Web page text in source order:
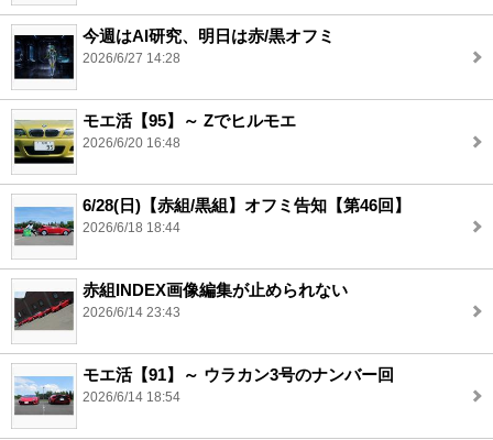
今週はAI研究、明日は赤/黒オフミ
2026/6/27 14:28
モエ活【95】～ Zでヒルモエ
2026/6/20 16:48
6/28(日)【赤組/黒組】オフミ告知【第46回】
2026/6/18 18:44
赤組INDEX画像編集が止められない
2026/6/14 23:43
モエ活【91】～ ウラカン3号のナンバー回
2026/6/14 18:54